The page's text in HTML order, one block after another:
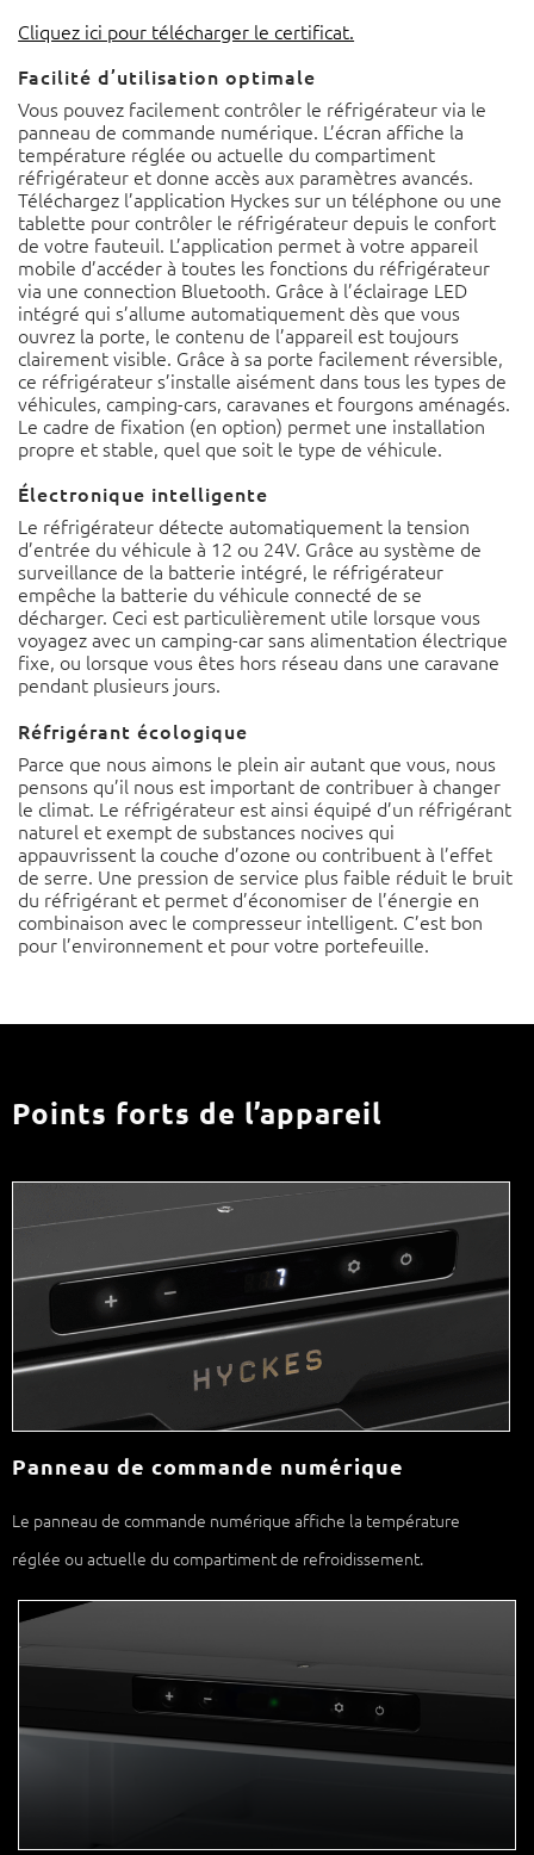
Cliquez ici pour télécharger le certificat.
Facilité d’utilisation optimale
Vous pouvez facilement contrôler le réfrigérateur via le
panneau de commande numérique. L’écran affiche la
température réglée ou actuelle du compartiment
réfrigérateur et donne accès aux paramètres avancés.
Téléchargez l’application Hyckes sur un téléphone ou une
tablette pour contrôler le réfrigérateur depuis le confort
de votre fauteuil. L’application permet à votre appareil
mobile d’accéder à toutes les fonctions du réfrigérateur
via une connection Bluetooth. Grâce à l’éclairage LED
intégré qui s’allume automatiquement dès que vous
ouvrez la porte, le contenu de l’appareil est toujours
clairement visible. Grâce à sa porte facilement réversible,
ce réfrigérateur s’installe aisément dans tous les types de
véhicules, camping-cars, caravanes et fourgons aménagés.
Le cadre de fixation (en option) permet une installation
propre et stable, quel que soit le type de véhicule.
Électronique intelligente
Le réfrigérateur détecte automatiquement la tension
d’entrée du véhicule à 12 ou 24V. Grâce au système de
surveillance de la batterie intégré, le réfrigérateur
empêche la batterie du véhicule connecté de se
décharger. Ceci est particulièrement utile lorsque vous
voyagez avec un camping-car sans alimentation électrique
fixe, ou lorsque vous êtes hors réseau dans une caravane
pendant plusieurs jours.
Réfrigérant écologique
Parce que nous aimons le plein air autant que vous, nous
pensons qu’il nous est important de contribuer à changer
le climat. Le réfrigérateur est ainsi équipé d’un réfrigérant
naturel et exempt de substances nocives qui
appauvrissent la couche d’ozone ou contribuent à l’effet
de serre. Une pression de service plus faible réduit le bruit
du réfrigérant et permet d’économiser de l’énergie en
combinaison avec le compresseur intelligent. C’est bon
pour l’environnement et pour votre portefeuille.
Points forts de l’appareil
Panneau de commande numérique
Le panneau de commande numérique affiche la température
réglée ou actuelle du compartiment de refroidissement.